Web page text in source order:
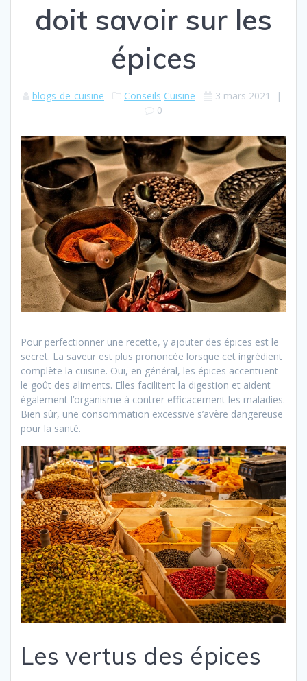
doit savoir sur les
épices
blogs-de-cuisine Conseils Cuisine 3 mars 2021
|
0
Pour perfectionner une recette, y ajouter des épices est le
secret. La saveur est plus prononcée lorsque cet ingrédient
complète la cuisine. Oui, en général, les épices accentuent
le goût des aliments. Elles facilitent la digestion et aident
également l’organisme à contrer efficacement les maladies.
Bien sûr, une consommation excessive s’avère dangereuse
pour la santé.
Les vertus des épices